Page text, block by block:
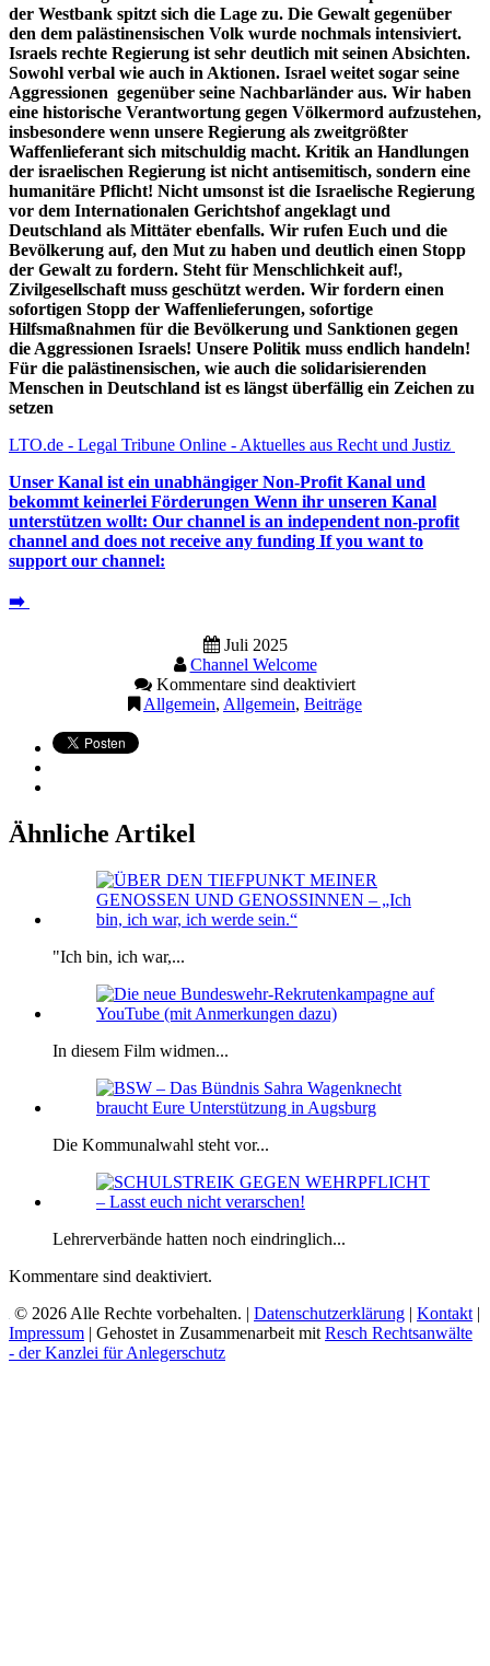
der Westbank spitzt sich die Lage zu. Die Gewalt gegenüber
den dem palästinensischen Volk wurde nochmals intensiviert.
Israels rechte Regierung ist sehr deutlich mit seinen Absichten.
Sowohl verbal wie auch in Aktionen. Israel weitet sogar seine
Aggressionen gegenüber seine Nachbarländer aus. Wir haben
eine historische Verantwortung gegen Völkermord aufzustehen,
insbesondere wenn unsere Regierung als zweitgrößter
Waffenlieferant sich mitschuldig macht. Kritik an Handlungen
der israelischen Regierung ist nicht antisemitisch, sondern eine
humanitäre Pflicht! Nicht umsonst ist die Israelische Regierung
vor dem Internationalen Gerichtshof angeklagt und
Deutschland als Mittäter ebenfalls. Wir rufen Euch und die
Bevölkerung auf, den Mut zu haben und deutlich einen Stopp
der Gewalt zu fordern. Steht für Menschlichkeit auf!,
Zivilgesellschaft muss geschützt werden. Wir fordern einen
sofortigen Stopp der Waffenlieferungen, sofortige
Hilfsmaßnahmen für die Bevölkerung und Sanktionen gegen
die Aggressionen Israels! Unsere Politik muss endlich handeln!
Für die palästinensischen, wie auch die solidarisierenden
Menschen in Deutschland ist es längst überfällig ein Zeichen zu
setzen
LTO.de - Legal Tribune Online - Aktuelles aus Recht und Justiz
Unser Kanal ist ein unabhängiger Non-Profit Kanal und
bekommt keinerlei Förderungen Wenn ihr unseren Kanal
unterstützen wollt: Our channel is an independent non-profit
channel and does not receive any funding If you want to
support our channel:
➡️
Juli 2025
Channel Welcome
Kommentare sind deaktiviert
Allgemein, Allgemein, Beiträge
Ähnliche Artikel
"Ich bin, ich war,...
In diesem Film widmen...
Die Kommunalwahl steht vor...
Lehrerverbände hatten noch eindringlich...
Kommentare sind deaktiviert.
© 2026 Alle Rechte vorbehalten. | Datenschutzerklärung | Kontakt |
Impressum | Gehostet in Zusammenarbeit mit Resch Rechtsanwälte
- der Kanzlei für Anlegerschutz